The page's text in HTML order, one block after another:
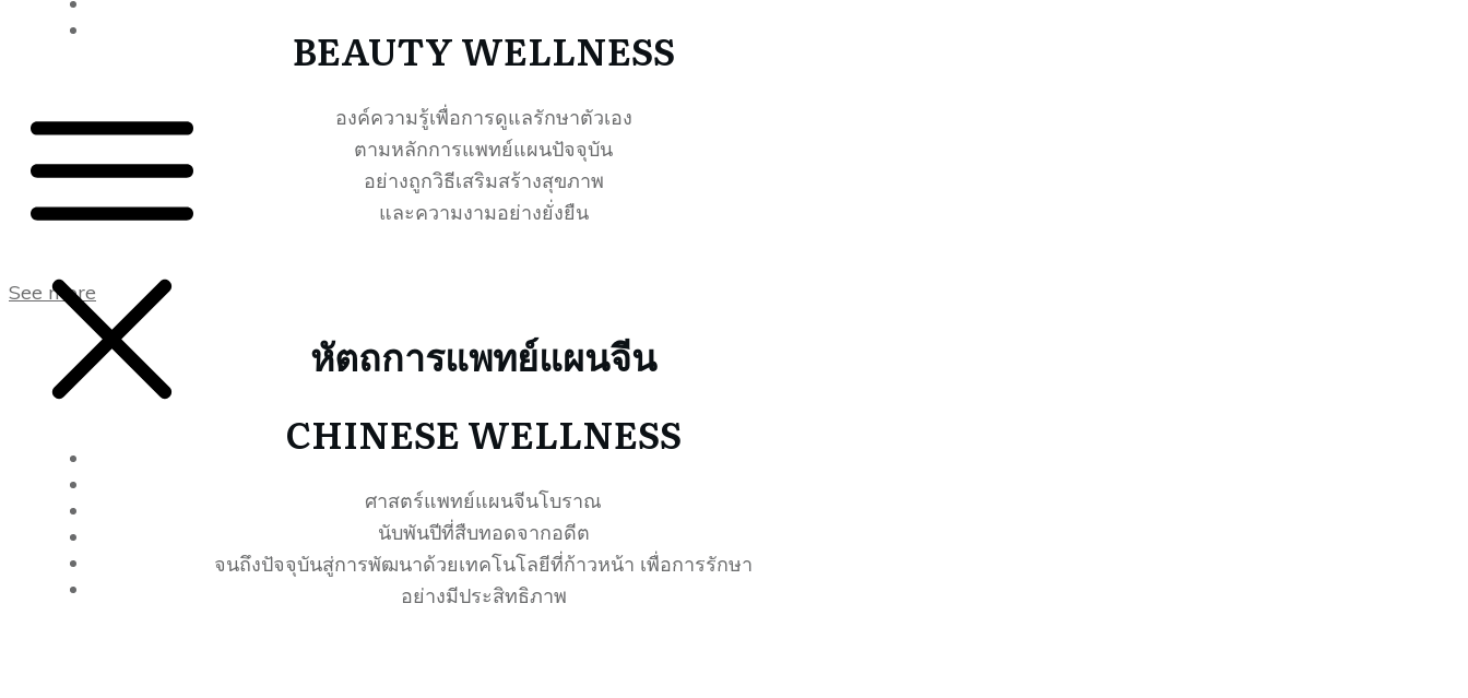
BEAUTY WELLNESS
องค์ความรู้เพื่อการดูแลรักษาตัวเอง
ตามหลักการแพทย์แผนปัจจุบัน
อย่างถูกวิธีเสริมสร้างสุขภาพ
และความงามอย่างยั่งยืน
See more
หัตถการแพทย์แผนจีน
CHINESE WELLNESS
ศาสตร์แพทย์แผนจีนโบราณ
นับพันปีที่สืบทอดจากอดีต
จนถึงปัจจุบันสู่การพัฒนาด้วยเทคโนโลยีที่ก้าวหน้า เพื่อการรักษา
อย่างมีประสิทธิภาพ